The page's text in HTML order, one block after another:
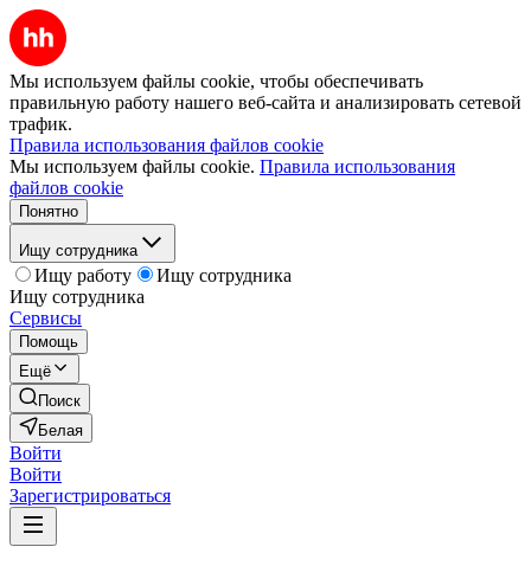
Мы используем файлы cookie, чтобы обеспечивать
правильную работу нашего веб-сайта и анализировать сетевой
трафик.
Правила использования файлов cookie
Мы используем файлы cookie. Правила использования
файлов cookie
Понятно
Ищу сотрудника
Ищу работу
Ищу сотрудника
Ищу сотрудника
Сервисы
Помощь
Ещё
Поиск
Белая
Войти
Войти
Зарегистрироваться